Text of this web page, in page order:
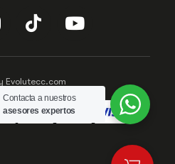
Evolutecc.com
Contacta a nuestros
asesores expertos